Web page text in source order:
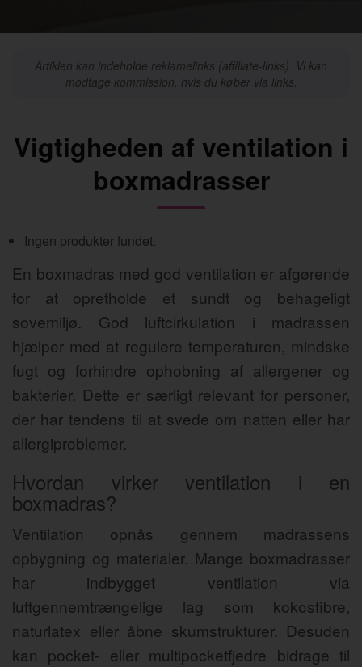
Artiklen kan indeholde reklamelinks (affiliate-links). Vi kan
modtage kommission, hvis du køber via links.
Vigtigheden af ventilation i
boxmadrasser
Ingen produkter fundet.
En boxmadras med god ventilation er afgørende
for at opretholde et sundt og behageligt
sovemiljø. God luftcirkulation i madrassen
hjælper med at regulere temperaturen, mindske
fugt og forhindre ophobning af allergener og
bakterier. Dette er særligt relevant for personer,
der har tendens til at svede om natten eller har
allergiproblemer.
Hvordan virker ventilation i en
boxmadras?
Ventilation opnås gennem madrassens
opbygning og materialer. Mange boxmadrasser
har indbygget ventilation via
luftgennemtrængelige lag som kokosfibre,
naturlatex eller åbne skumstrukturer. Desuden
kan pocket- eller multipocketfjedre bidrage til